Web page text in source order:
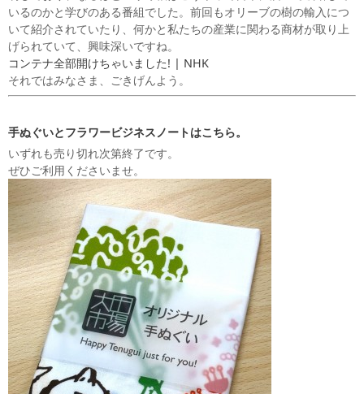
いるのかと学びのある番組でした。前回もオリーブの樹の輸入につ
いて紹介されていたり、何かと私たちの産業に関わる商材が取り上
げられていて、興味深いですね。
コンテナ全部開けちゃいました! | NHK
それではみなさま、ごきげんよう。
手ぬぐいとフラワービジネスノートはこちら。
いずれも売り切れ次第終了です。
ぜひご利用くださいませ。